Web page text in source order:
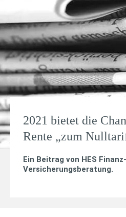
2021 bietet die
Rente „zum
Ein Beitrag von HES
Versicherungsberatung.